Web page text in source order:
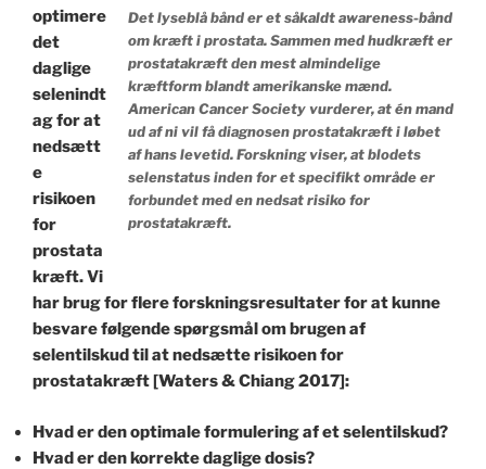
Det lyseblå bånd er et såkaldt awareness-bånd
om kræft i prostata. Sammen med hudkræft er
prostatakræft den mest almindelige
kræftform blandt amerikanske mænd.
American Cancer Society vurderer, at én mand
ud af ni vil få diagnosen prostatakræft i løbet
af hans levetid. Forskning viser, at blodets
selenstatus inden for et specifikt område er
forbundet med en nedsat risiko for
prostatakræft.
optimere
det
daglige
selenindt
ag for at
nedsætt
e
risikoen
for
prostata
kræft. Vi
har brug for flere forskningsresultater for at kunne
besvare følgende spørgsmål om brugen af
selentilskud til at nedsætte risikoen for
prostatakræft [Waters & Chiang 2017]:
Hvad er den optimale formulering af et selentilskud?
Hvad er den korrekte daglige dosis?